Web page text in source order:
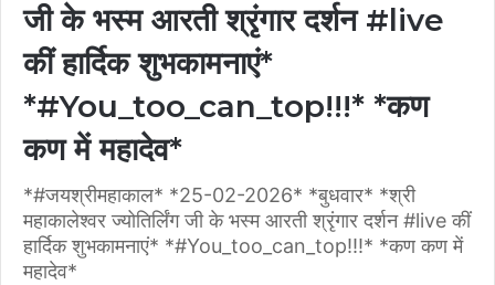
जी के भस्म आरती श्रृंगार दर्शन #live
कीं हार्दिक शुभकामनाएं*
*#You_too_can_top!!!* *कण
कण में महादेव*
*#जयश्रीमहाकाल* *25-02-2026* *बुधवार* *श्री
महाकालेश्वर ज्योतिर्लिंग जी के भस्म आरती श्रृंगार दर्शन #live कीं
हार्दिक शुभकामनाएं* *#You_too_can_top!!!* *कण कण में
महादेव*